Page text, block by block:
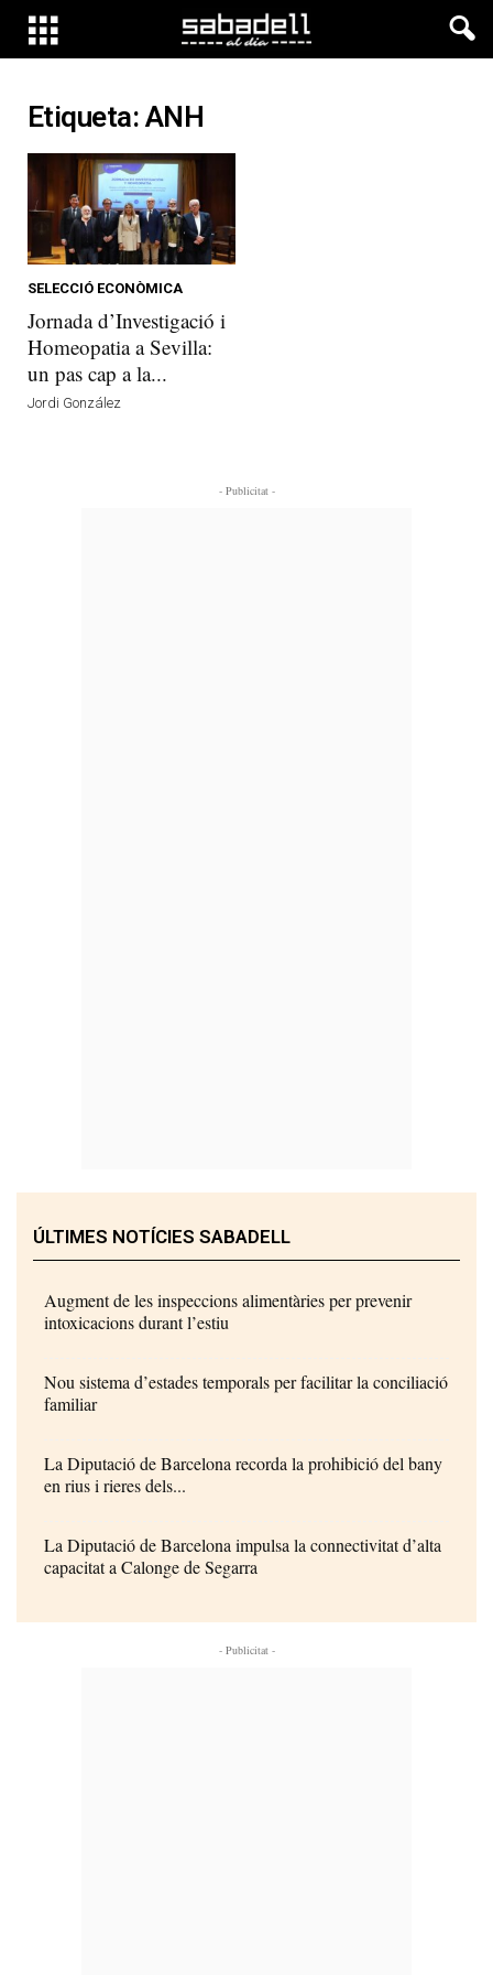
Etiqueta: ANH
SELECCIÓ ECONÒMICA
Jornada d’Investigació i
Homeopatia a Sevilla:
un pas cap a la...
Jordi González
- Publicitat -
ÚLTIMES NOTÍCIES SABADELL
Augment de les inspeccions alimentàries per prevenir
intoxicacions durant l’estiu
Nou sistema d’estades temporals per facilitar la conciliació
familiar
La Diputació de Barcelona recorda la prohibició del bany
en rius i rieres dels...
La Diputació de Barcelona impulsa la connectivitat d’alta
capacitat a Calonge de Segarra
- Publicitat -